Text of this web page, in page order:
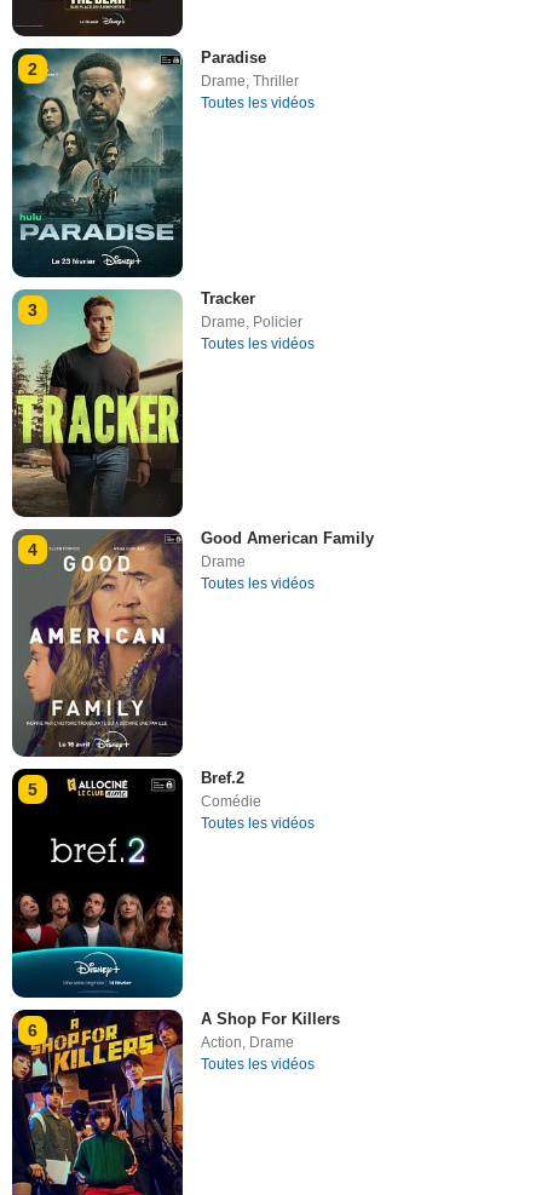
2
Paradise
Drame,Thriller
Toutes les vidéos
3
Tracker
Drame Policier
Toutes les vidéos
4
Good American Family
Drame
Toutes les vidéos
5
Bref.2
Comédie
Toutes les vidéos
6
A Shop For Killers
Action Drame
Toutes les vidéos